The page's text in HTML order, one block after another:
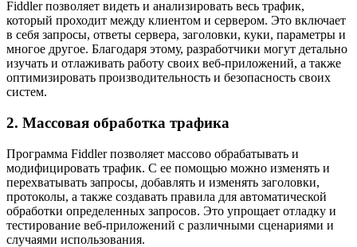
Fiddler позволяет видеть и анализировать весь трафик,
который проходит между клиентом и сервером. Это включает
в себя запросы, ответы сервера, заголовки, куки, параметры и
многое другое. Благодаря этому, разработчики могут детально
изучать и отлаживать работу своих веб-приложений, а также
оптимизировать производительность и безопасность своих
систем.
2. Массовая обработка трафика
Программа Fiddler позволяет массово обрабатывать и
модифицировать трафик. С ее помощью можно изменять и
перехватывать запросы, добавлять и изменять заголовки,
протоколы, а также создавать правила для автоматической
обработки определенных запросов. Это упрощает отладку и
тестирование веб-приложений с различными сценариями и
случаями использования.